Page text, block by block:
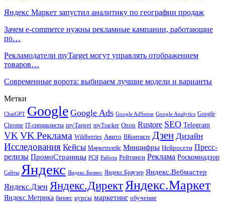
Яндекс Маркет запустил аналитику по географии продаж
Зачем e-commerce нужны рекламные кампании, работающие
по…
Рекламодатели myTarget могут управлять отображением
товаров…
Современные ворота: выбираем лучшие модели и варианты
Метки
ChatGPT Google Google Ads Google AdSense Google Analytics Google
Chrome IT-специалисты myTarget myTracker Ozon Rustore SEO Telegram
VK VK Реклама Wildberries Авито ВКонтакте Дзен Дизайн
Исследования Кейсы Маркетплейс Минцифры Нейросети Пресс-
релизы ПромоСтраницы РСЯ Работа Рейтинги Реклама Роскомнадзор
Сайты Яндекс Яндекс.Бизнес Яндекс.Браузер Яндекс.Вебмастер
Яндекс.Дзен Яндекс.ДиректЯндекс.Маркет
Яндекс.Метрика бизнес курсы маркетинг обучение